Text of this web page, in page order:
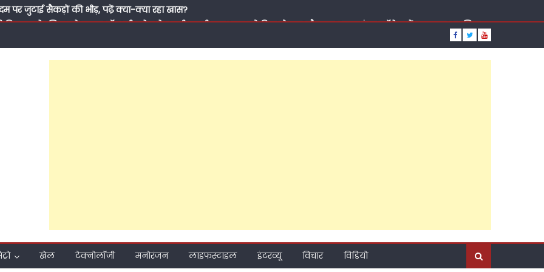
के लिए बने सहारा, डॉ. अनीस बेग ने अपनी पुरानी पाठशाला को दिया तोहफा, मौलाना आज़ाद इंटर कॉलेज में लगवाया आधुनिक
के ‘पितामह’ के सम्मान में नेताओं का जमावड़ा, 71 साल के हुए सपा के राष्ट्रीय सचिव वीरपाल सिंह यादव, सुबह पूर्व ब्लॉक प्रमुख चंद्रसेन
सांसद प्रवीण सिंह ऐरन के पीडीए जनसंवाद कार्यक्रम में भी मनाया गया जन्मदिन, रात को राजेश अग्रवाल ने कराया मुंह मीठा, पढ़ें कैसा
तक: क्या 2027 की जीत के लिए अखिलेश यादव बदल रहे हैं समाजवादी पार्टी की राजनीति?, ब्राह्मण सम्मेलन के जरिए नया संदेश,
खेल टेक्नोलॉजी मनोरंजन लाइफस्टाइल इंटरव्यू विचार विडियो